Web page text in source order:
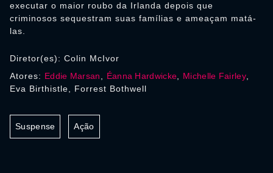
executar o maior roubo da Irlanda depois que
criminosos sequestram suas famílias e ameaçam matá-
las.
Diretor(es): Colin McIvor
Atores: Eddie Marsan Éanna Hardwicke Michelle Fairley,
Eva Birthistle, Forrest Bothwell
Suspense Ação